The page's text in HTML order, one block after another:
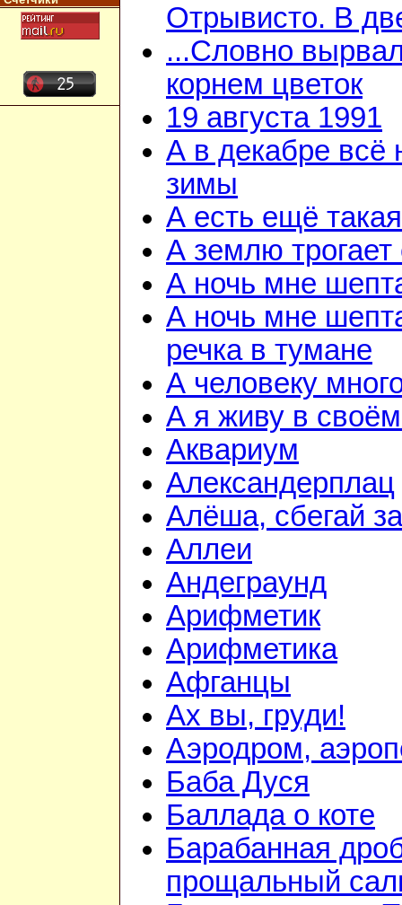
Отрывисто. В
...Словно
корнем цветок
19 августа 1991
А в декабре всё
зимы
А есть ещё
А землю трогает
А ночь мне
А ночь мне
речка в тумане
А человеку
А я живу в своём
Аквариум
Александерплац
Алёша, сбегай
Аллеи
Андеграунд
Арифметик
Арифметика
Афганцы
Ах вы, груди!
Аэродром,
Баба Дуся
Баллада о коте
Барабанная
прощальный